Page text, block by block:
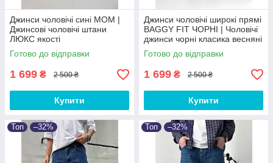
Джинси чоловічі сині MOM |
Джинсові чоловічі штани
ЛЮКС якості
Готово до відправки
1 699 ₴ 2 500 ₴
Купити
Джинси чоловічі широкі прямі
BAGGY FIT ЧОРНІ‎ | Чоловічі
джинси чорні класика весняні
осінні Baggy
Готово до відправки
1 699 ₴ 2 500 ₴
Купити
Топ –32% Топ –32%